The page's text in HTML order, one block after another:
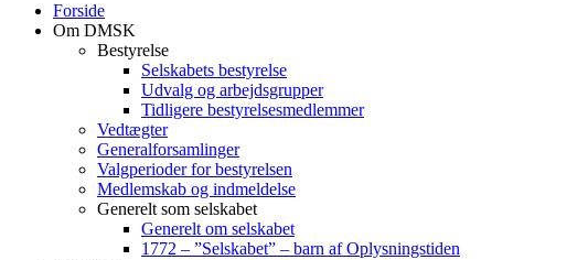
Forside
Om DMSK
Bestyrelse
Selskabets bestyrelse
Udvalg og arbejdsgrupper
Tidligere bestyrelsesmedlemmer
Vedtægter
Generalforsamlinger
Valgperioder for bestyrelsen
Medlemskab og indmeldelse
Generelt som selskabet
Generelt om selskabet
1772 – ”Selskabet” – barn af Oplysningstiden